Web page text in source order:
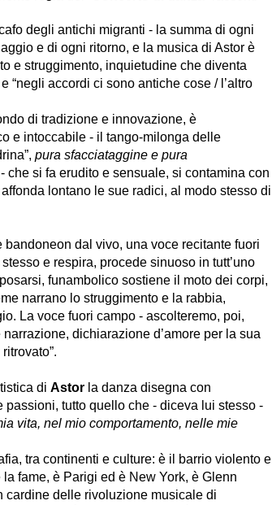
degli antichi migranti - la summa di ogni
e di ogni ritorno, e la musica di Astor è
e struggimento, inquietudine che diventa
e “negli accordi ci sono antiche cose / l’altro
di tradizione e innovazione, è
e intoccabile - il tango-milonga delle
pura sfacciataggine e pura
che si fa erudito e sensuale, si contamina con
lontano le sue radici, al modo stesso di
dal vivo, una voce recitante fuori
e respira, procede sinuoso in tutt’uno
funambolico sostiene il moto dei corpi,
narrano lo struggimento e la rabbia,
La voce fuori campo - ascolteremo, poi,
dichiarazione d’amore per la sua
di Astor la danza disegna con
tutto quello che - diceva lui stesso -
vita, nel mio comportamento, nelle mie
tra continenti e culture: è il barrio violento e
fame, è Parigi ed è New York, è Glenn
cardine delle rivoluzione musicale di